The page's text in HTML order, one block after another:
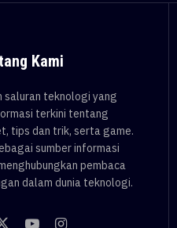
Kami
saluran teknologi yang
terkini tentang
tips dan trik, serta game.
sumber informasi
pembaca
dalam dunia teknologi.